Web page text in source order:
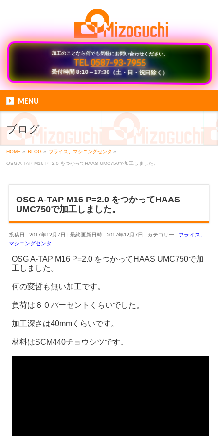
加工のことなら何でも気軽にお問い合わせください。
TEL0587-93-7955
受付時間 8:10～17:30（土・日・祝日除く）
MENU
ブログ
HOME » BLOG » フライス、マシニングセンタ »
OSG A-TAP M16 P=2.0 をつかってHAAS UMC750で加工しました。
OSG A-TAP M16 P=2.0 をつかってHAAS
UMC750で加工しました。
投稿日 : 2017年12月7日 最終更新日時 : 2017年12月7日 カテゴリー : フライス、
マシニングセンタ
OSG A-TAP M16 P=2.0 をつかってHAAS UMC750で加
工しました。
何の変哲も無い加工です。
負荷は６０パーセントくらいでした。
加工深さは40mmくらいです。
材料はSCM440チョウシツです。